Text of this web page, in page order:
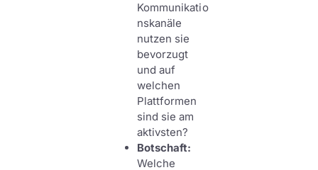
Kommunikatio
nskanäle
nutzen sie
bevorzugt
und auf
welchen
Plattformen
sind sie am
aktivsten?
Botschaft:
Welche